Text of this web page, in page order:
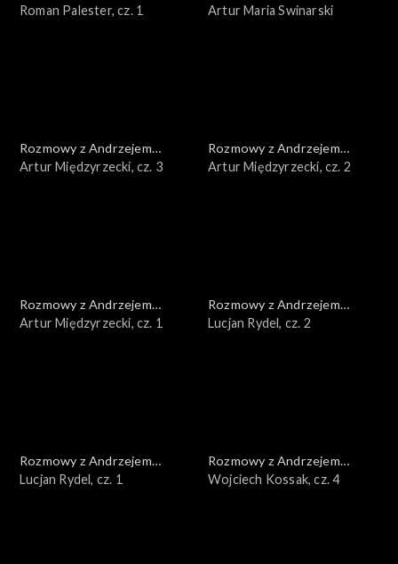
Doboszem
Roman Palester, cz. 1
Doboszem
Artur Maria Swinarski
Rozmowy z Andrzejem
Doboszem
Artur Międzyrzecki, cz. 3
Rozmowy z Andrzejem
Doboszem
Artur Międzyrzecki, cz. 2
Rozmowy z Andrzejem
Doboszem
Artur Międzyrzecki, cz. 1
Rozmowy z Andrzejem
Doboszem
Lucjan Rydel, cz. 2
Rozmowy z Andrzejem
Doboszem
Lucjan Rydel, cz. 1
Rozmowy z Andrzejem
Doboszem
Wojciech Kossak, cz. 4